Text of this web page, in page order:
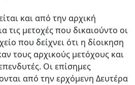
και από την αρχική
τις μετοχές που δικαιούντο οι
που δείχνει ότι η δίοικηση
τους αρχικούς μετόχους και
Οι επίσημες
από την ερχόμενη Δευτέρα